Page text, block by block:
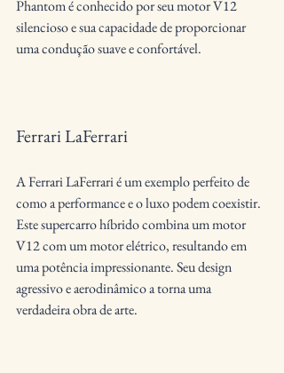
Phantom é conhecido por seu motor V12
silencioso e sua capacidade de proporcionar
uma condução suave e confortável.
Ferrari LaFerrari
A Ferrari LaFerrari é um exemplo perfeito de
como a performance e o luxo podem coexistir.
Este supercarro híbrido combina um motor
V12 com um motor elétrico, resultando em
uma potência impressionante. Seu design
agressivo e aerodinâmico a torna uma
verdadeira obra de arte.